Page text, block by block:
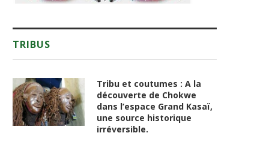
TRIBUS
Tribu et coutumes : A la
découverte de Chokwe
dans l’espace Grand Kasaï,
une source historique
irréversible.